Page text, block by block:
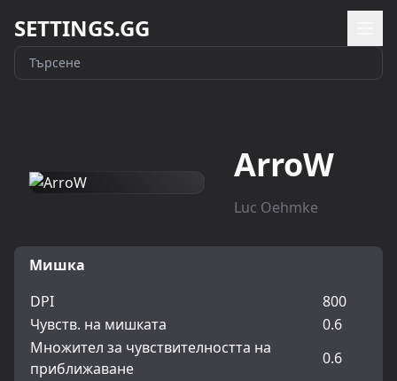
SETTINGS.GG
ArroW
Luc Oehmke
Мишка
DPI
800
Чувств. на мишката
0.6
Множител за чувствителността на
приближаване
0.6